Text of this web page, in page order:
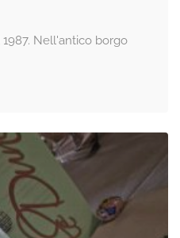
1987. Nell'antico borgo